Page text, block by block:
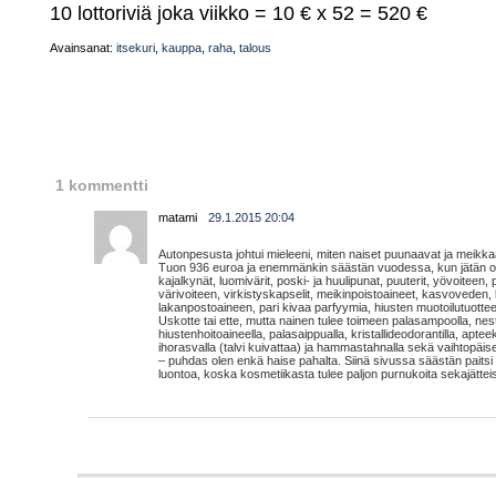
10 lottoriviä joka viikko = 10 € x 52 = 520 €
Avainsanat: itsekuri kauppa raha talous
1 kommentti
matami 29.1.2015 20:04
Autonpesusta johtui mieleeni, miten naiset puunaavat ja
Tuon 936 euroa ja enemmänkin säästän vuodessa, kun jätän
kajalkynät, luomivärit, poski- ja huulipunat, puuterit, yövoiteen,
värivoiteen, virkistyskapselit, meikinpoistoaineet, kasvoveden,
lakanpostoaineen, pari kivaa parfyymia, hiusten
Uskotte tai ette, mutta nainen tulee toimeen palasampoolla,
hiustenhoitoaineella, palasaippualla, kristallideodorantilla,
ihorasvalla (talvi kuivattaa) ja hammastahnalla sekä
– puhdas olen enkä haise pahalta. Siinä sivussa säästän
luontoa, koska kosmetiikasta tulee paljon purnukoita